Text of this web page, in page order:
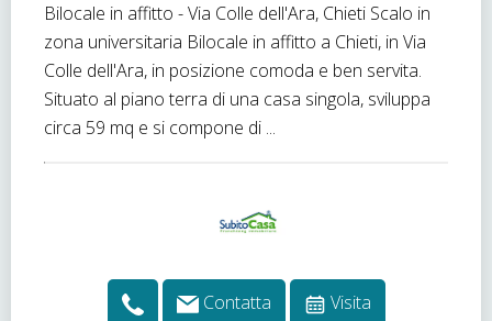
Bilocale in affitto - Via Colle dell'Ara, Chieti Scalo in
zona universitaria Bilocale in affitto a Chieti, in Via
Colle dell'Ara, in posizione comoda e ben servita.
Situato al piano terra di una casa singola, sviluppa
circa 59 mq e si compone di ...
Contatta Visita